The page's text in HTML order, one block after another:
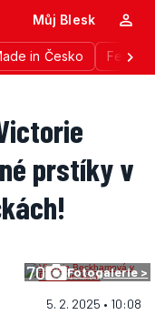
in Česko
Můj Blesk
prstíky v
70 Fotogalerie >
5. 2. 2025 • 10:08